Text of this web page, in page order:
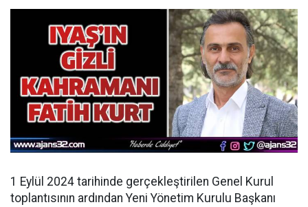
1 Eylül 2024 tarihinde gerçekleştirilen Genel Kurul
toplantısının ardından Yeni Yönetim Kurulu Başkanı